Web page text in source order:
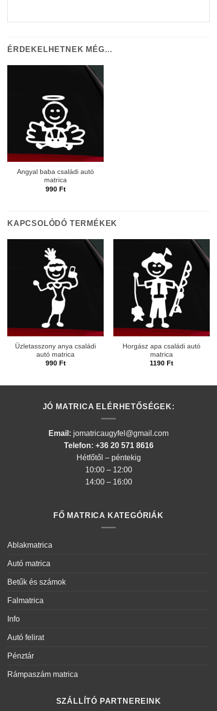
ÉRDEKELHETNEK MÉG…
Angyal baba családi autó
matrica
990 Ft
KAPCSOLÓDÓ TERMÉKEK
Üzletasszony anya családi
autó matrica
990 Ft
Horgász apa családi autó
matrica
1190 Ft
JÓ MATRICA ELÉRHETŐSÉGEK:
Email: jomatricaugyfel@gmail.com
Telefon: +36 20 571 8616
Hétfőtől – péntekig
10:00 – 12:00
14:00 – 16:00
FŐ MATRICA KATEGÓRIÁK
Ablakmatrica
Autó matrica
Betűk és számok
Falmatrica
Info
Autó felirat
Pénztár
Rámpaszám matrica
SZÁLLÍTÓ PARTNEREINK